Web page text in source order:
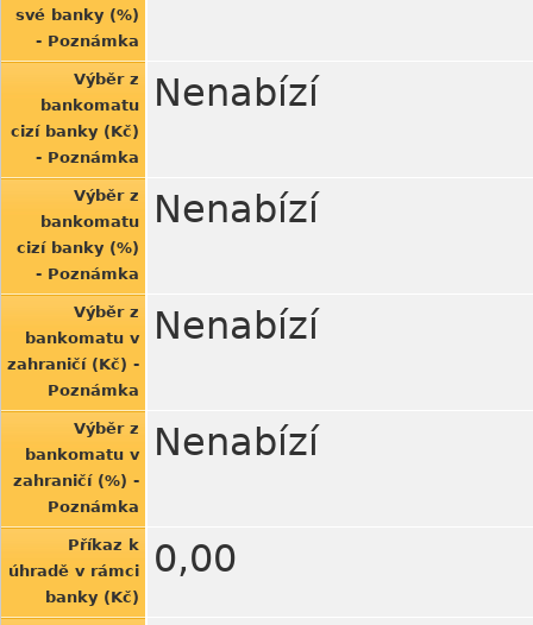
své banky (%)
- Poznámka
Výběr z
bankomatu
cizí banky (Kč)
- Poznámka
Nenabízí
Výběr z
bankomatu
cizí banky (%)
- Poznámka
Nenabízí
Výběr z
bankomatu v
zahraničí (Kč) -
Poznámka
Nenabízí
Výběr z
bankomatu v
zahraničí (%) -
Poznámka
Nenabízí
Příkaz k
úhradě v rámci
banky (Kč)
0,00